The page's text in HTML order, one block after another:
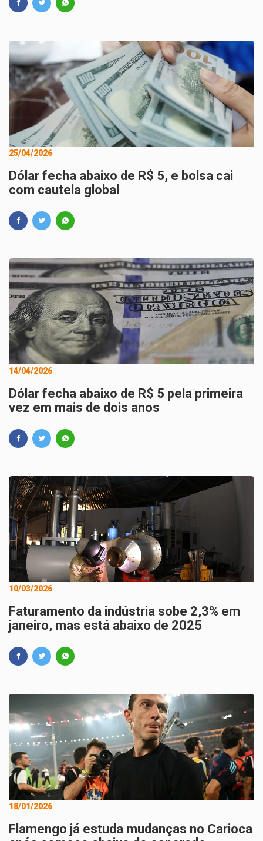
25/04/2026
Dólar fecha abaixo de R$ 5, e bolsa cai
com cautela global
14/04/2026
Dólar fecha abaixo de R$ 5 pela primeira
vez em mais de dois anos
10/03/2026
Faturamento da indústria sobe 2,3% em
janeiro, mas está abaixo de 2025
18/01/2026
Flamengo já estuda mudanças no Carioca